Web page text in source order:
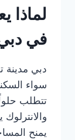
لماذا
في
دبي مدينة
سواء
تتطلب
يمنح